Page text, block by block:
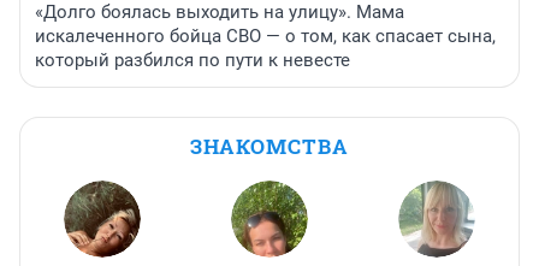
«Долго боялась выходить на улицу». Мама
искалеченного бойца СВО — о том, как спасает сына,
который разбился по пути к невесте
ЗНАКОМСТВА